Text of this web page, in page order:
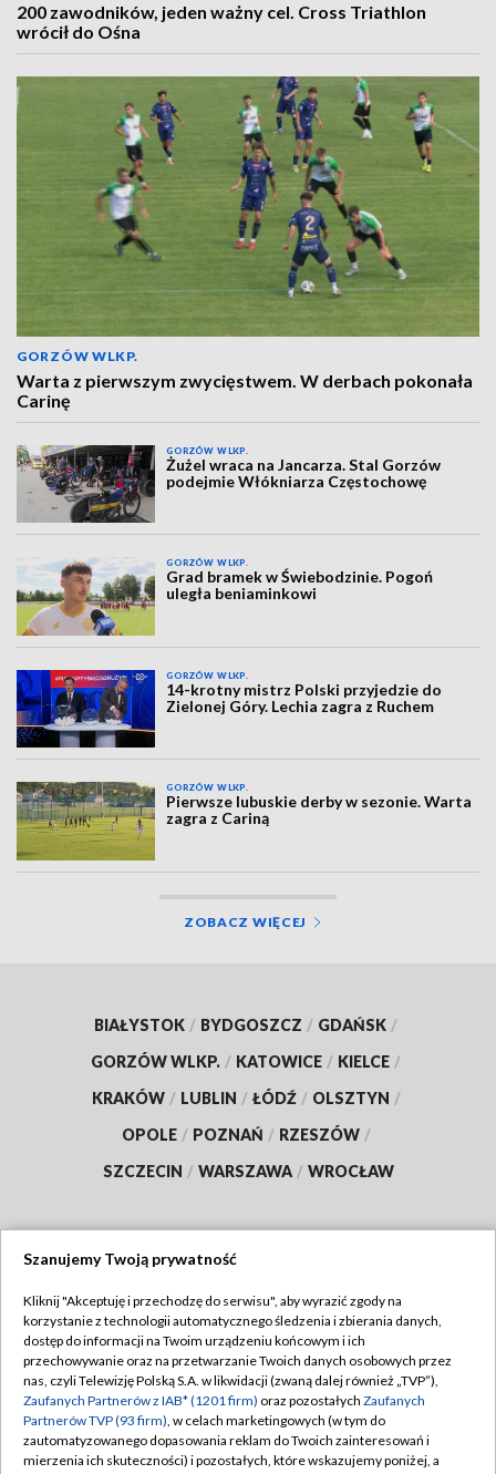
200 zawodników, jeden ważny cel. Cross Triathlon
wrócił do Ośna
GORZÓW WLKP.
Warta z pierwszym zwycięstwem. W derbach pokonała
Carinę
GORZÓW WLKP.
Żużel wraca na Jancarza. Stal Gorzów
podejmie Włókniarza Częstochowę
GORZÓW WLKP.
Grad bramek w Świebodzinie. Pogoń
uległa beniaminkowi
GORZÓW WLKP.
14-krotny mistrz Polski przyjedzie do
Zielonej Góry. Lechia zagra z Ruchem
GORZÓW WLKP.
Pierwsze lubuskie derby w sezonie. Warta
zagra z Cariną
ZOBACZ WIĘCEJ
BIAŁYSTOK / BYDGOSZCZ / GDAŃSK /
GORZÓW WLKP. / KATOWICE / KIELCE /
KRAKÓW / LUBLIN / ŁÓDŹ / OLSZTYN /
OPOLE / POZNAŃ / RZESZÓW /
SZCZECIN / WARSZAWA / WROCŁAW
TVP
Abonament TVP
Emisja w TVP
Centrum informacji TVP
Naziemna Telewizja Cyfrowa
Regulamin TVP
Polityka prywatności
Moje zgody
Szanujemy Twoją prywatność
Kliknij "Akceptuję i przechodzę do serwisu", aby wyrazić zgody na
korzystanie z technologii automatycznego śledzenia i zbierania danych,
dostęp do informacji na Twoim urządzeniu końcowym i ich
przechowywanie oraz na przetwarzanie Twoich danych osobowych przez
nas, czyli Telewizję Polską S.A. w likwidacji (zwaną dalej również „TVP”),
Zaufanych Partnerów z IAB* (1201 firm) oraz pozostałych Zaufanych
Partnerów TVP (93 firm), w celach marketingowych (w tym do
zautomatyzowanego dopasowania reklam do Twoich zainteresowań i
mierzenia ich skuteczności) i pozostałych, które wskazujemy poniżej, a